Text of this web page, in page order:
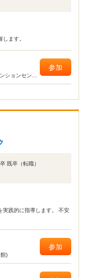
ます。
ションセンタ
参加
既卒（転職）
実践的に指導します。 不安
)
参加